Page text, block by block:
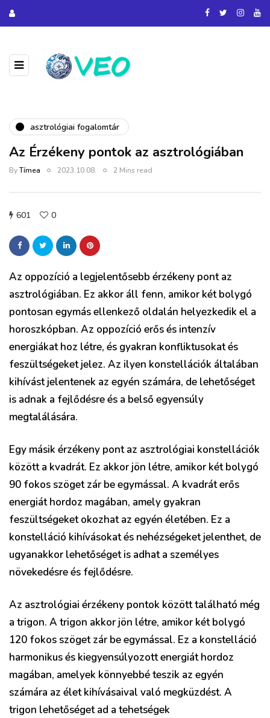
asztrológiai fogalomtár
Az Érzékeny pontok az asztrológiában
ByTímea 2023.10.08. 2 Mins read
601 0
Az oppozíció a legjelentősebb érzékeny pont az
asztrológiában. Ez akkor áll fenn, amikor két bolygó
pontosan egymás ellenkező oldalán helyezkedik el a
horoszkópban. Az oppozíció erős és intenzív
energiákat hoz létre, és gyakran konfliktusokat és
feszültségeket jelez. Az ilyen konstellációk általában
kihívást jelentenek az egyén számára, de lehetőséget
is adnak a fejlődésre és a belső egyensúly
megtalálására.
Egy másik érzékeny pont az asztrológiai konstellációk
között a kvadrát. Ez akkor jön létre, amikor két bolygó
90 fokos szöget zár be egymással. A kvadrát erős
energiát hordoz magában, amely gyakran
feszültségeket okozhat az egyén életében. Ez a
konstelláció kihívásokat és nehézségeket jelenthet, de
ugyanakkor lehetőséget is adhat a személyes
növekedésre és fejlődésre.
Az asztrológiai érzékeny pontok között található még
a trigon. A trigon akkor jön létre, amikor két bolygó
120 fokos szöget zár be egymással. Ez a konstelláció
harmonikus és kiegyensúlyozott energiát hordoz
magában, amelyek könnyebbé teszik az egyén
számára az élet kihívásaival való megküzdést. A
trigon lehetőséget ad a tehetségek